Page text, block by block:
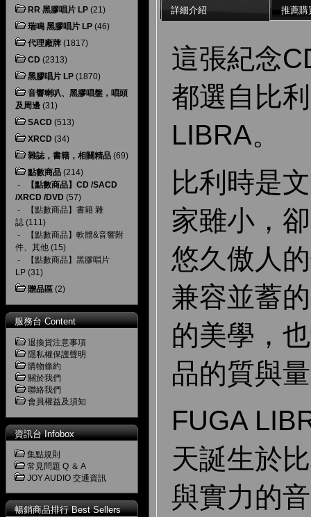
RR 黑膠唱片 LP (21)
瑞鳴 黑膠唱片 LP (46)
代理廠牌 (1817)
CD (2313)
黑膠唱片 LP (1870)
音響喇叭、黑膠唱盤，唱頭
及周邊 (31)
SACD (513)
XRCD (34)
雜誌，書籍，相關精品 (69)
點數商品 (214)
-
【點數商品】CD /SACD
/XRCD /DVD (57)
-
【點數商品】書籍 雜
誌 (111)
-
【點數商品】軟體&音響附
件、其他 (15)
-
【點數商品】黑膠唱片
LP (31)
贈品區 (2)
服務台 Content
退換貨注意事項
隱私權保護聲明
購物條約
關於我們
聯絡我們
會員權益及須知
資訊台 Infobox
集點規則
常見問題 Q ＆ A
JOY AUDIO 交通資訊
暢銷商品排行 Best Sellers
詳細介紹 推薦購
這張紀念
都選自比
LIBRA。
比利時是
家雖小，
悠久傲人
兼容並蓄
的美學，
品的質與
FUGA
天誕生於
與實力的